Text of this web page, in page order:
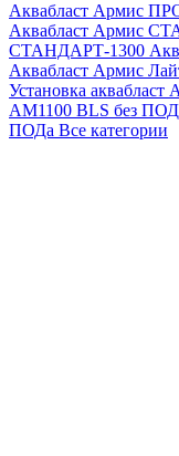
Аквабласт Армис
Аквабласт Армис
СТАНДАРТ-1300
Аквабласт Армис
Установка
AM1100 BLS без
ПОДа Все категории